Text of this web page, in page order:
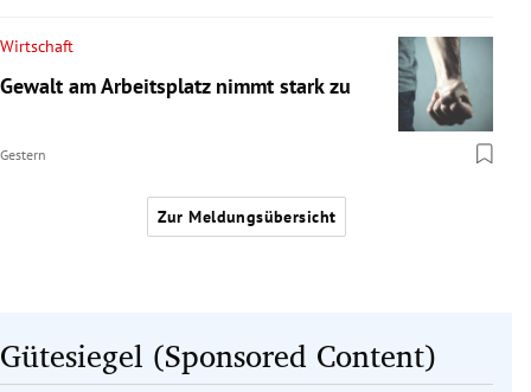
Wirtschaft
Gewalt am Arbeitsplatz nimmt stark zu
Gestern
Zur Meldungsübersicht
Gütesiegel (Sponsored Content)